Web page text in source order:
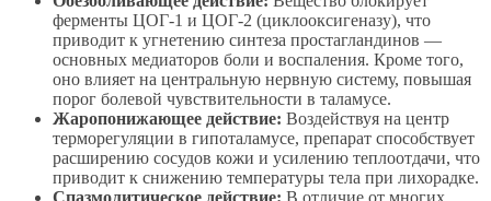
ферменты ЦОГ-1 и ЦОГ-2 (циклооксигеназу), что
приводит к угнетению синтеза простагландинов —
основных медиаторов боли и воспаления. Кроме того,
оно влияет на центральную нервную систему, повышая
порог болевой чувствительности в таламусе.
Жаропонижающее действие: Воздействуя на центр
терморегуляции в гипоталамусе, препарат способствует
расширению сосудов кожи и усилению теплоотдачи, что
приводит к снижению температуры тела при лихорадке.